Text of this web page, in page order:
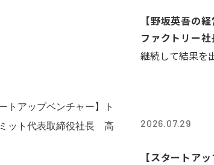
【野坂英吾の
ファクトリー
継続して結果を
2026.07.29
【スタートア